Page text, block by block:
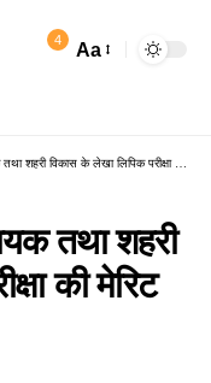
4 Aa
विकास के लेखा लिपिक परीक्षा की मेरिट जारी
तथा शहरी
की मेरिट